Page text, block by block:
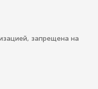
запрещена на